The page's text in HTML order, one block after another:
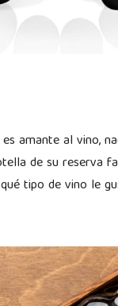
amante al vino,
de su reserva
tipo de vino le